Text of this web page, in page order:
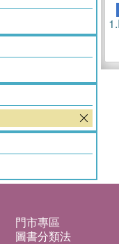
1.
門市專區
圖書分類法